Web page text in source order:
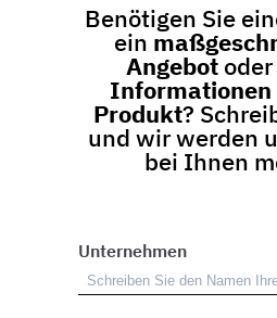
Benötigen Sie
ein
Angebot
Informationen
Produkt?
und wir werden
bei Ihnen
Unternehmen